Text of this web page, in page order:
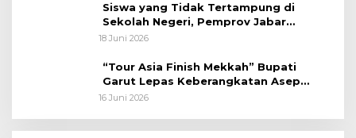
Siswa yang Tidak Tertampung di
Sekolah Negeri, Pemprov Jabar
Siapkan Bantuan Dana Pendidikan
18 Juni 2026
“Tour Asia Finish Mekkah” Bupati
Garut Lepas Keberangkatan Asep
Akung
16 Juni 2026